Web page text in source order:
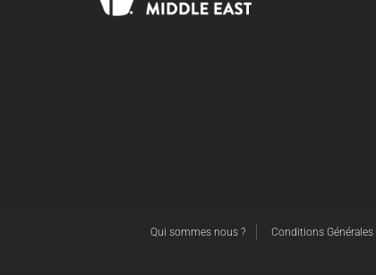
Qui sommes nous ? Conditions Générales